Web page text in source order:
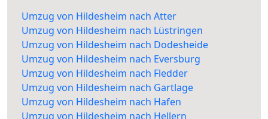
Umzug von Hildesheim nach Atter
Umzug von Hildesheim nach Lüstringen
Umzug von Hildesheim nach Dodesheide
Umzug von Hildesheim nach Eversburg
Umzug von Hildesheim nach Fledder
Umzug von Hildesheim nach Gartlage
Umzug von Hildesheim nach Hafen
Umzug von Hildesheim nach Hellern